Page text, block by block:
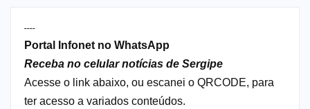
----
Portal Infonet no WhatsApp
Receba no celular notícias de Sergipe
Acesse o link abaixo, ou escanei o QRCODE, para
ter acesso a variados conteúdos.